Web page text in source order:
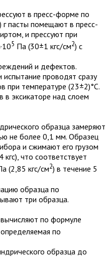
в пресс-форме по
пасты помещают в пресс-
и прессуют при
5 Па (30±1 кгс/см2) с
и дефектов.
испытание проводят сразу
при температуре (23±2)°С.
в эксикаторе над слоем
образца замеряют
не более 0,1 мм. Образец
и сжимают его грузом
что соответствует
(2,85 кгс/см2) в течение 5
образца по
три образца.
по формуле
по
образца до